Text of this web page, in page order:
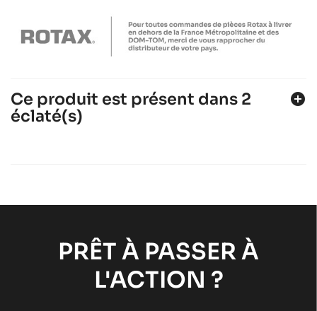
Ce produit est présent dans 2
éclaté(s)
add_circle
PRÊT À PASSER À
L'ACTION ?